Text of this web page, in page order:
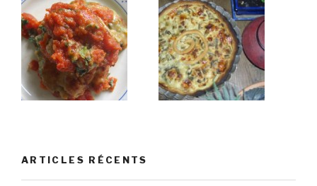
ARTICLES RÉCENTS